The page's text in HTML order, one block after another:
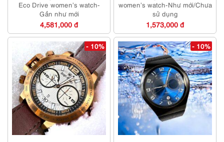
Eco Drive women’s watch-
Gần như mới
4,581,000 đ
women’s watch-Như mới/Chưa
sử dụng
1,573,000 đ
- 10% - 10%